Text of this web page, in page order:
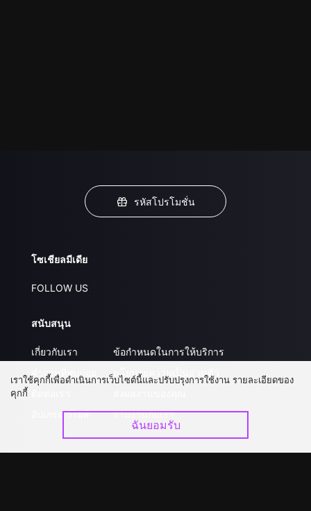
รหัสโปรโมชั่น
โซเชียลมีเดีย
FOLLOW US
สนับสนุน
เกี่ยวกับเรา
คำถามที่พบบ่อย
อัปเกรด วีไอพี
ข้อกำหนดในการให้บริการ
นโยบายความเป็นส่วนตัว
ร่วมงานกับเรา
เราใช้คุกกี้เพื่อดำเนินการเว็บไซต์นี้และปรับปรุงการใช้งาน รายละเอียดของ
คุกกี้
ฉันยอมรับ